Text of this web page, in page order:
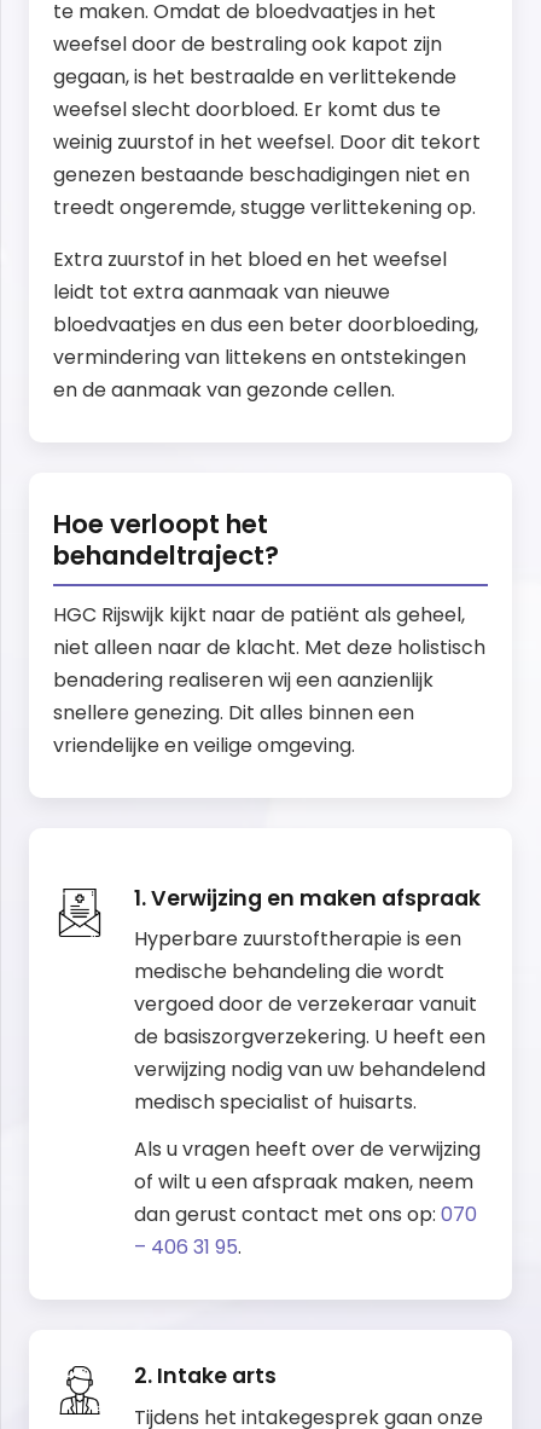
te maken. Omdat de bloedvaatjes in het
weefsel door de bestraling ook kapot zijn
gegaan, is het bestraalde en verlittekende
weefsel slecht doorbloed. Er komt dus te
weinig zuurstof in het weefsel. Door dit tekort
genezen bestaande beschadigingen niet en
treedt ongeremde, stugge verlittekening op.
Extra zuurstof in het bloed en het weefsel
leidt tot extra aanmaak van nieuwe
bloedvaatjes en dus een beter doorbloeding,
vermindering van littekens en ontstekingen
en de aanmaak van gezonde cellen.
Hoe verloopt het
behandeltraject?
HGC Rijswijk kijkt naar de patiënt als geheel,
niet alleen naar de klacht. Met deze holistisch
benadering realiseren wij een aanzienlijk
snellere genezing. Dit alles binnen een
vriendelijke en veilige omgeving.
1. Verwijzing en maken afspraak
Hyperbare zuurstoftherapie is een
medische behandeling die wordt
vergoed door de verzekeraar vanuit
de basiszorgverzekering. U heeft een
verwijzing nodig van uw behandelend
medisch specialist of huisarts.
Als u vragen heeft over de verwijzing
of wilt u een afspraak maken, neem
dan gerust contact met ons op: 070
– 406 31 95.
2. Intake arts
Tijdens het intakegesprek gaan onze